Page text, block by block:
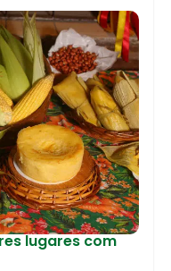
lugares com